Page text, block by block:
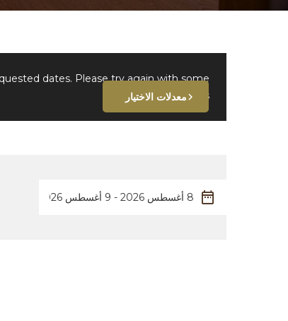
dates. Please try again with some
different dates.
معدلات الاختيار